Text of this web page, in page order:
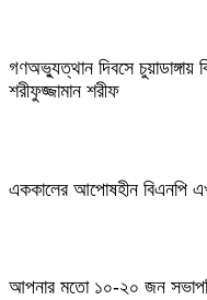
গণঅভ্যুত্থান দিবসে
শরীফুজ্জামান শরীফ
এককালের আপোষহীন বিএনপি
আপনার মতো ১০-২০ জন